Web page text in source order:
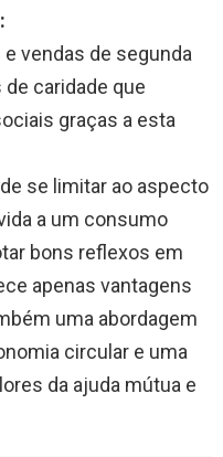
vendas de segunda
caridade que
graças a esta
se limitar ao aspecto
a um consumo
bons reflexos em
apenas vantagens
uma abordagem
circular e uma
da ajuda mútua e